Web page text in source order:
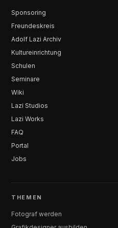
Sponsoring
Freundeskreis
Adolf Lazi Archiv
Kultureinrichtung
Schulen
Seminare
Wiki
Lazi Studios
Lazi Works
FAQ
Portal
Jobs
THEMEN
Fotograf werden